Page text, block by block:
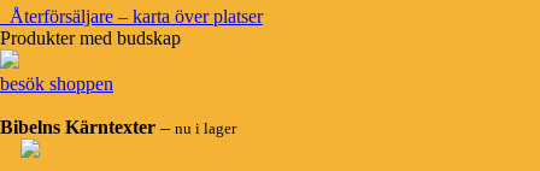
Återförsäljare – karta över platser
Produkter med budskap
besök shoppen
Bibelns Kärntexter – nu i lager
östra portens väktare.